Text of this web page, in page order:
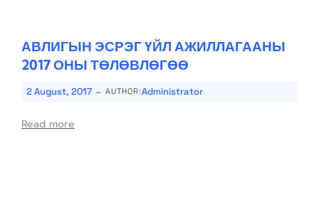
АВЛИГЫН ЭСРЭГ ҮЙЛ АЖИЛЛАГААНЫ
2017 ОНЫ ТӨЛӨВЛӨГӨӨ
2 August, 2017 - AUTHOR:Administrator
Read more